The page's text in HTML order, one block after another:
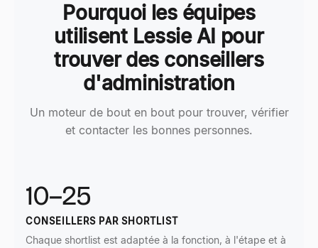
Pourquoi les équipes
utilisent Lessie AI pour
trouver des conseillers
d'administration
Un moteur de bout en bout pour trouver, vérifier
et contacter les bonnes personnes.
10–25
CONSEILLERS PAR SHORTLIST
Chaque shortlist est adaptée à la fonction, à l'étape et à